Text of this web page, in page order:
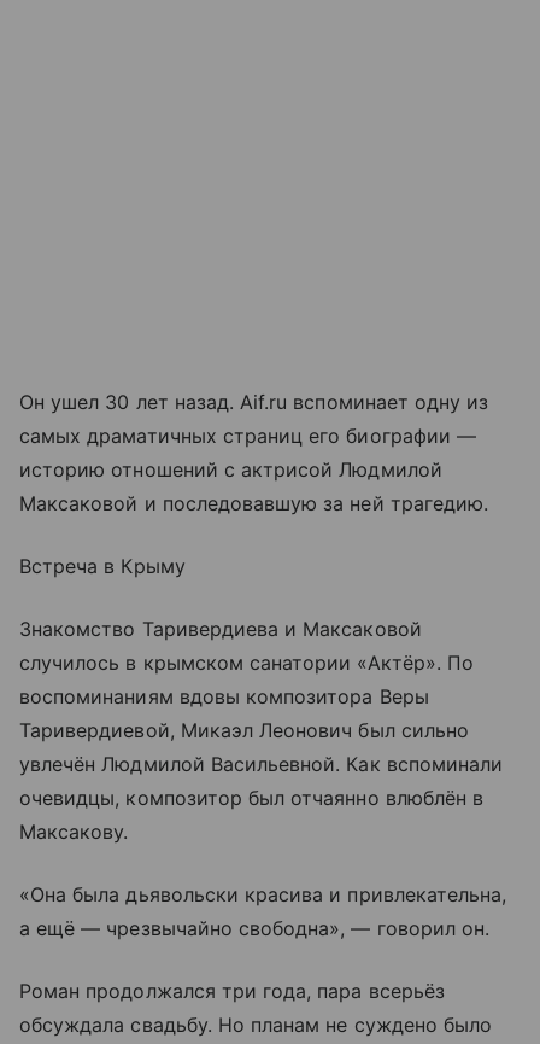
Он ушел 30 лет назад. Aif.ru вспоминает одну из
самых драматичных страниц его биографии —
историю отношений с актрисой Людмилой
Максаковой и последовавшую за ней трагедию.
Встреча в Крыму
Знакомство Таривердиева и Максаковой
случилось в крымском санатории «Актёр». По
воспоминаниям вдовы композитора Веры
Таривердиевой, Микаэл Леонович был сильно
увлечён Людмилой Васильевной. Как вспоминали
очевидцы, композитор был отчаянно влюблён в
Максакову.
«Она была дьявольски красива и привлекательна,
а ещё — чрезвычайно свободна», — говорил он.
Роман продолжался три года, пара всерьёз
обсуждала свадьбу. Но планам не суждено было